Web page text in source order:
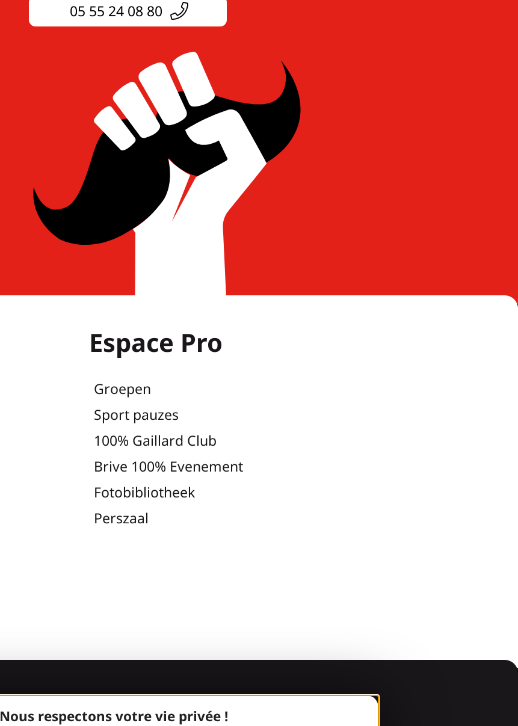
Nous respectons votre vie privée !
05 55 24 08 80
Espace Pro
Groepen
Sport pauzes
100% Gaillard Club
Brive 100% Evenement
Fotobibliotheek
Perszaal
Kom bij de